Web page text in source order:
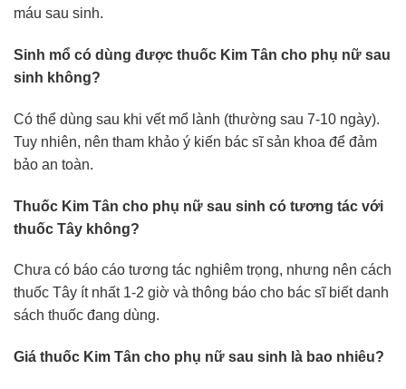
máu sau sinh.
Sinh mổ có dùng được thuốc Kim Tân cho phụ nữ sau
sinh không?
Có thể dùng sau khi vết mổ lành (thường sau 7-10 ngày).
Tuy nhiên, nên tham khảo ý kiến bác sĩ sản khoa để đảm
bảo an toàn.
Thuốc Kim Tân cho phụ nữ sau sinh có tương tác với
thuốc Tây không?
Chưa có báo cáo tương tác nghiêm trọng, nhưng nên cách
thuốc Tây ít nhất 1-2 giờ và thông báo cho bác sĩ biết danh
sách thuốc đang dùng.
Giá thuốc Kim Tân cho phụ nữ sau sinh là bao nhiêu?